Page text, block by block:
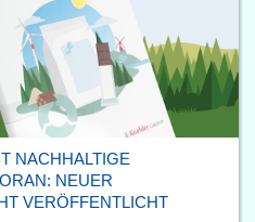
NACHHALTIGE
NEUER
VERÖFFENTLICHT